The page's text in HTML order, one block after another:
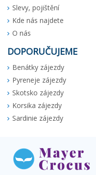
Slevy, pojištění
Kde nás najdete
O nás
DOPORUČUJEME
Benátky zájezdy
Pyreneje zájezdy
Skotsko zájezdy
Korsika zájezdy
Sardinie zájezdy